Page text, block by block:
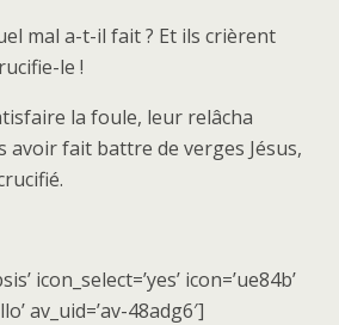
mal a-t-il fait ? Et ils crièrent
le !
la foule, leur relâcha
avoir fait battre de verges Jésus,
icon_select=’yes’ icon=’ue84b’
av_uid=’av-48adg6′]